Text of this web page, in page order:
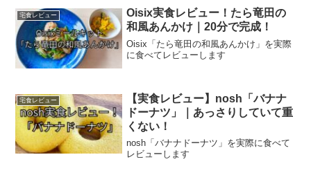
宅食レビュー
Oisix実食レビュー！たら竜田の
和風あんかけ｜20分で完成！
Oisix「たら竜田の和風あんかけ」を実際
に食べてレビューします
宅食レビュー
【実食レビュー】nosh「バナナ
ドーナツ」｜あっさりしていて重
くない！
nosh「バナナドーナツ」を実際に食べて
レビューします